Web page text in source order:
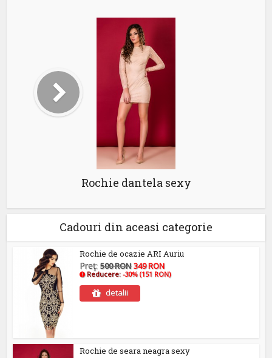
Rochie dantela sexy
Cadouri din aceasi categorie
Rochie de ocazie ARI Auriu
Preţ:500 RON 349 RON
Reducere:-30% (151 RON)
detalii
Rochie de seara neagra sexy